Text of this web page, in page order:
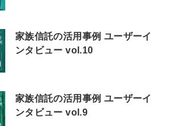
家族信託の活用事例 ユーザーイ
ンタビュー vol.10
家族信託の活用事例 ユーザーイ
ンタビュー vol.9